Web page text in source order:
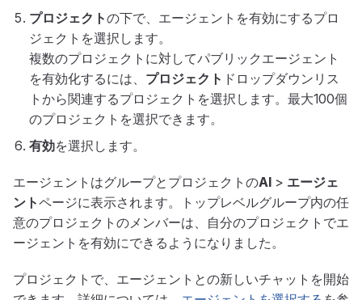
プロジェクトの下で、エージェントを有効にするプロ
ジェクトを選択します。
複数のプロジェクトに対してパブリックエージェント
を有効化するには、 プロジェクト ドロップダウンリス
トから関連するプロジェクトを選択します。最大100個
のプロジェクトを選択できます。
有効を選択します。
エージェントはグループとプロジェクトのAI > エージェ
ントページに表示されます。トップレベルグループ内の任
意のプロジェクトのメンバーは、自分のプロジェクトでエ
ージェントを有効にできるようになりました。
プロジェクトで、エージェントとの新しいチャットを開始